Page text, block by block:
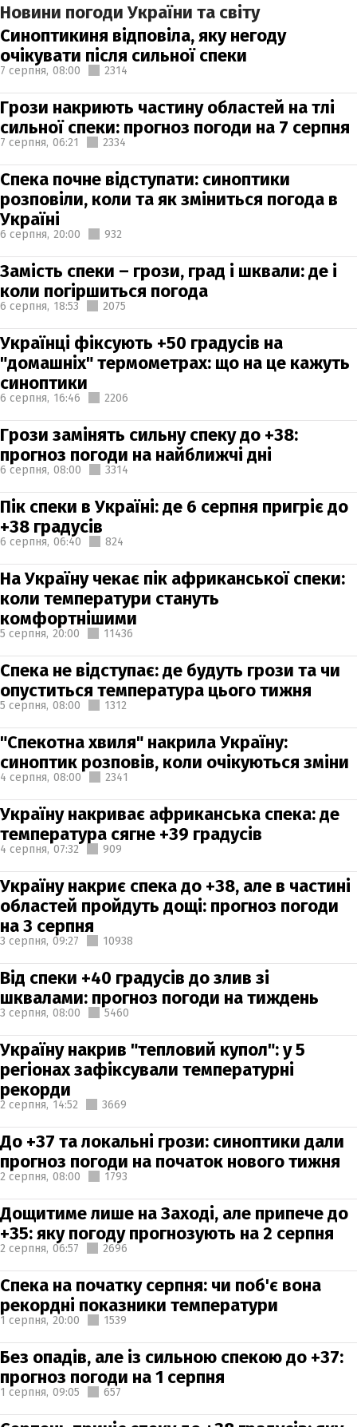
Новини погоди України та світу
Синоптикиня відповіла, яку негоду
очікувати після сильної спеки
7 серпня, 08:00 2314
Грози накриють частину областей на тлі
сильної спеки: прогноз погоди на 7 серпня
7 серпня, 06:21 2334
Спека почне відступати: синоптики
розповіли, коли та як зміниться погода в
Україні
6 серпня, 20:00 932
Замість спеки – грози, град і шквали: де і
коли погіршиться погода
6 серпня, 18:53 2075
Українці фіксують +50 градусів на
"домашніх" термометрах: що на це кажуть
синоптики
6 серпня, 16:46 2206
Грози замінять сильну спеку до +38:
прогноз погоди на найближчі дні
6 серпня, 08:00 3314
Пік спеки в Україні: де 6 серпня пригріє до
+38 градусів
6 серпня, 06:40 824
На Україну чекає пік африканської спеки:
коли температури стануть
комфортнішими
5 серпня, 20:00 11436
Спека не відступає: де будуть грози та чи
опуститься температура цього тижня
5 серпня, 08:00 1312
"Спекотна хвиля" накрила Україну:
синоптик розповів, коли очікуються зміни
4 серпня, 08:00 2341
Україну накриває африканська спека: де
температура сягне +39 градусів
4 серпня, 07:32 909
Україну накриє спека до +38, але в частині
областей пройдуть дощі: прогноз погоди
на 3 серпня
3 серпня, 09:27 10938
Від спеки +40 градусів до злив зі
шквалами: прогноз погоди на тиждень
3 серпня, 08:00 5460
Україну накрив "тепловий купол": у 5
регіонах зафіксували температурні
рекорди
2 серпня, 14:52 3669
До +37 та локальні грози: синоптики дали
прогноз погоди на початок нового тижня
2 серпня, 08:00 1793
Дощитиме лише на Заході, але припече до
+35: яку погоду прогнозують на 2 серпня
2 серпня, 06:57 2696
Спека на початку серпня: чи поб'є вона
рекордні показники температури
1 серпня, 20:00 1539
Без опадів, але із сильною спекою до +37:
прогноз погоди на 1 серпня
1 серпня, 09:05 657